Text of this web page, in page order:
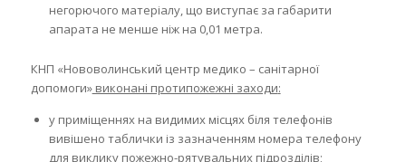
негорючого матеріалу, що виступає за габарити
апарата не менше ніж на 0,01 метра.
КНП «Нововолинський центр медико – санітарної
допомоги»виконані протипожежні заходи:
у приміщеннях на видимих місцях біля телефонів
вивішено таблички із зазначенням номера телефону
для виклику пожежно-рятувальних підрозділів;